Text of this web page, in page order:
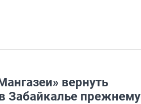
вернуть
Забайкалье прежнему